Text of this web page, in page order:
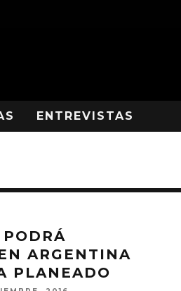
ENTREVISTAS
ARGENTINA
PLANEADO